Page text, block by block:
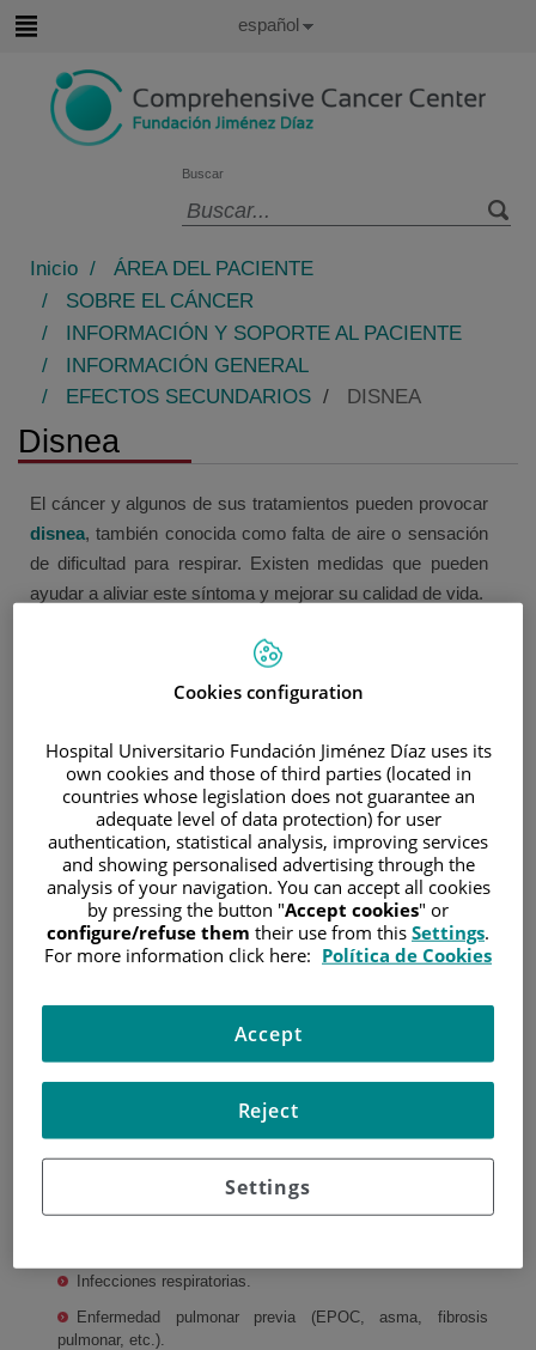
contenido
Buscar
idioma
Idioma
Español
Inicio / ÁREA DEL PACIENTE
/ SOBRE EL CÁNCER
/ INFORMACIÓN Y SOPORTE AL PACIENTE
/ INFORMACIÓN GENERAL
/
EFECTOS SECUNDARIOS / DISNEA
Disnea
El cáncer y algunos de sus tratamientos pueden provocar
disnea, también conocida como falta de aire o sensación
de dificultad para respirar. Existen medidas que pueden
ayudar a aliviar este síntoma y mejorar su calidad de vida.
La disnea es una sensación subjetiva de dificultad
respiratoria. Puede manifestarse como:
Sensación de no poder inspirar suficiente aire.
Respiración rápida o trabajosa.
Opresión o pesadez en el pecho.
Sensación de ahogo.
La intensidad de la disnea puede variar de una persona a
otra y no siempre se relaciona con los niveles de oxígeno
Las causas son variadas y con frecuencia coexistentes:
Derrame pleural (acumulación de líquido alrededor de los
Ascitis (acumulación de líquido en el abdomen).
Infecciones respiratorias.
Enfermedad pulmonar previa (EPOC, asma, fibrosis
pulmonar, etc.).
Cookies configuration
Hospital Universitario Fundación Jiménez Díaz uses its
own cookies and those of third parties (located in
countries whose legislation does not guarantee an
adequate level of data protection) for user
authentication, statistical analysis, improving services
and showing personalised advertising through the
analysis of your navigation. You can accept all cookies
by pressing the button "Accept cookies" or
configure/refuse them their use from this Settings.
For more information click here: Política de Cookies
Settings
Reject
Accept